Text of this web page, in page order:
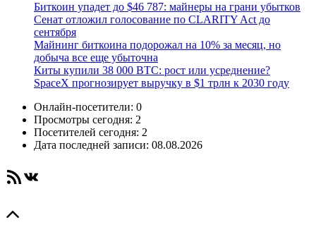
Биткоин упадет до $46 787: майнеры на грани убытков
Сенат отложил голосование по CLARITY Act до
сентября
Майнинг биткоина подорожал на 10% за месяц, но
добыча все еще убыточна
Киты купили 38 000 BTC: рост или усреднение?
SpaceX прогнозирует выручку в $1 трлн к 2030 году
Онлайн-посетители: 0
Просмотры сегодня: 2
Посетителей сегодня: 2
Дата последней записи: 08.08.2026
RSS-лентаВКонтакте